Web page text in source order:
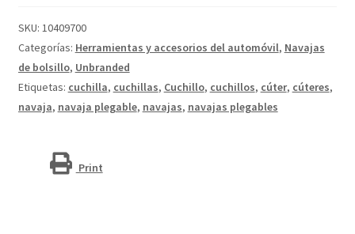
SKU: 10409700
Categorías: Herramientas y accesorios del automóvil, Navajas
de bolsillo, Unbranded
Etiquetas: cuchilla, cuchillas, Cuchillo, cuchillos, cúter, cúteres,
navaja, navaja plegable, navajas, navajas plegables
Print